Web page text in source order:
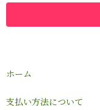
ホーム
支払い方法について